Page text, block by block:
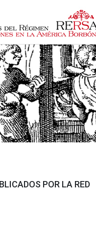
POR LA RED